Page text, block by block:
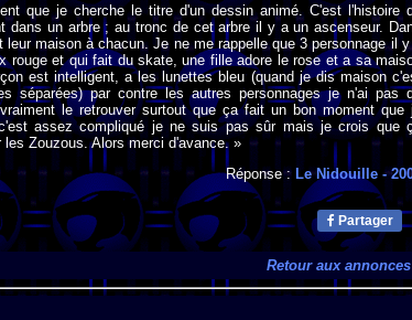
que je cherche le titre d'un dessin animé. C'est l'histoire
dans un arbre ; au tronc de cet arbre il y a un ascenseur.
leur maison à chacun. Je ne me rappelle que 3 personnage il
rouge et qui fait du skate, une fille adore le rose et a sa
est intelligent, a les lunettes bleu (quand je dis maison
séparées) par contre les autres personnages je n'ai pas
le retrouver surtout que ça fait un bon moment que
assez compliqué je ne suis pas sûr mais je crois que
Zouzous. Alors merci d'avance. »
Réponse : Le Nidouille-
Partager
Retour aux annonces